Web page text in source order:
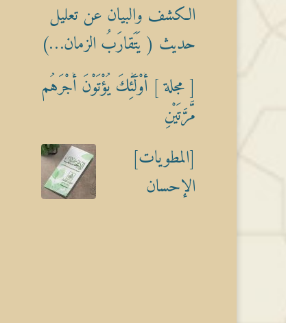
الكشف والبيان عن تعليل
حديث ( يَتَقارَبُ الزمان…)
[ مجلة ] أُوْلَٰٓئِكَ يُؤْتَوْنَ أَجْرَهُم
مَّرَّتَيْنِ
[المطويات]
الإحسان